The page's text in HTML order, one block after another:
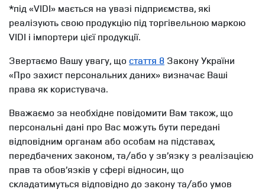
*під «VIDI» мається на увазі підприємства, які
реалізують свою продукцію під торгівельною маркою
VIDI і імпортери цієї продукції.
Звертаємо Вашу увагу, що стаття 8 Закону України
«Про захист персональних даних» визначає Ваші
права як користувача.
Вважаємо за необхідне повідомити Вам також, що
персональні дані про Вас можуть бути передані
відповідним органам або особам на підставах,
передбачених законом, та/або у зв’язку з реалізацією
прав та обов’язків у сфері відносин, що
складатимуться відповідно до закону та/або умов